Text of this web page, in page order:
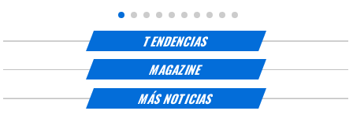
TENDENCIAS
MAGAZINE
MÁS NOTICIAS